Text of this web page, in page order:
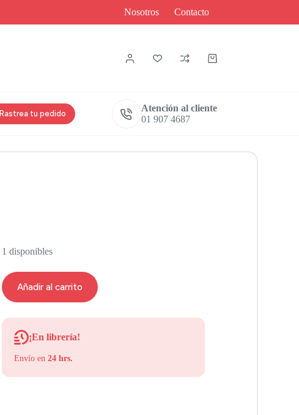
Nosotros Contacto
Rastrea tu pedido
Atención al cliente
01 907 4687
1 disponibles
Añadir al carrito
¡En librería!
Envío en 24 hrs.